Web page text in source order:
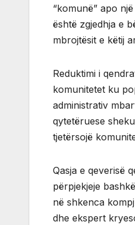
“komunë” apo
është zgjedhja e
mbrojtësit e këtij
Reduktimi i
komunitetet ku
administrativ
qytetëruese
tjetërsojë
Qasja e qeverisë
përpjekjeje
në shkenca
dhe ekspert